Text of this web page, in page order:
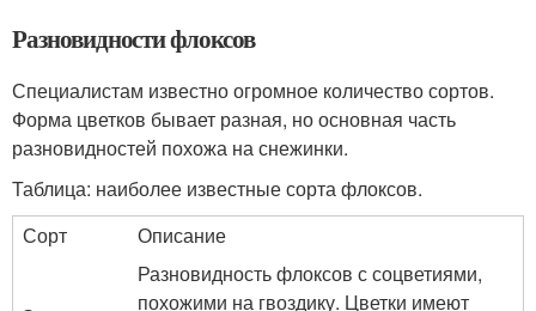
Разновидности флоксов
Специалистам известно огромное количество сортов.
Форма цветков бывает разная, но основная часть
разновидностей похожа на снежинки.
Таблица: наиболее известные сорта флоксов.
Сорт
Описание
Разновидность флоксов с соцветиями,
похожими на гвоздику. Цветки имеют